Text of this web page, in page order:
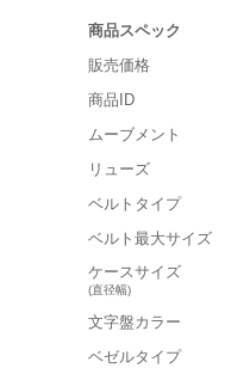
商品スペック
販売価格
商品ID
ムーブメント
リューズ
ベルトタイプ
ベルト最大サイズ
ケースサイズ
(直径幅)
文字盤カラー
ベゼルタイプ